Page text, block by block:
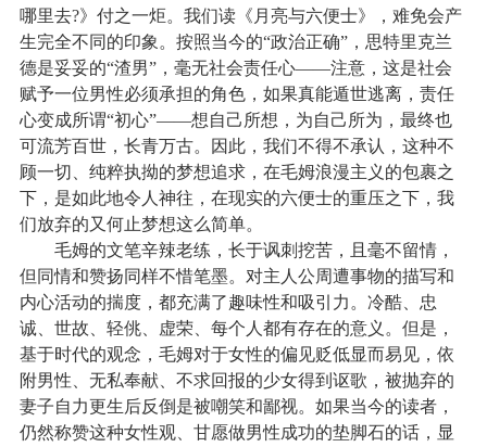
哪里去?》付之一炬。我们读《月亮与六便士》，难免会产
生完全不同的印象。按照当今的“政治正确”，思特里克兰
德是妥妥的“渣男”，毫无社会责任心——注意，这是社会
赋予一位男性必须承担的角色，如果真能遁世逃离，责任
心变成所谓“初心”——想自己所想，为自己所为，最终也
可流芳百世，长青万古。因此，我们不得不承认，这种不
顾一切、纯粹执拗的梦想追求，在毛姆浪漫主义的包裹之
下，是如此地令人神往，在现实的六便士的重压之下，我
们放弃的又何止梦想这么简单。
毛姆的文笔辛辣老练，长于讽刺挖苦，且毫不留情，
但同情和赞扬同样不惜笔墨。对主人公周遭事物的描写和
内心活动的揣度，都充满了趣味性和吸引力。冷酷、忠
诚、世故、轻佻、虚荣、每个人都有存在的意义。但是，
基于时代的观念，毛姆对于女性的偏见贬低显而易见，依
附男性、无私奉献、不求回报的少女得到讴歌，被抛弃的
妻子自力更生后反倒是被嘲笑和鄙视。如果当今的读者，
仍然称赞这种女性观、甘愿做男性成功的垫脚石的话，显